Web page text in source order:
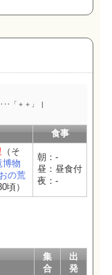
「＋＋」
食事
（そ
博物
の荒
頃）
朝：-
昼：昼食付
夜：-
集
合
出
発